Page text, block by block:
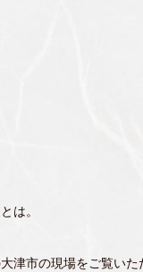
は。
津市の現場をご覧いた